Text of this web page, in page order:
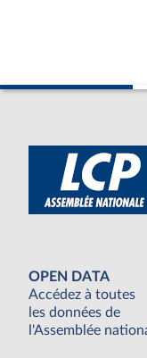
OPEN DATA
Accédez à toutes
les données de
l'Assemblée